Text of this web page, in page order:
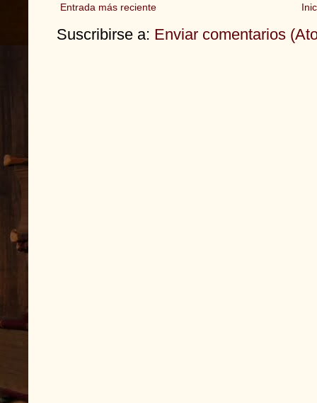
Entrada más reciente
Suscribirse a: Enviar comentarios